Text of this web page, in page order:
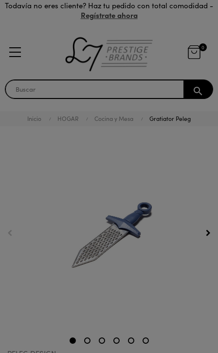
Todavía no eres cliente? Haz tu pedido con total comodidad -
Regístrate ahora
0
search
Inicio HOGAR Cocina y Mesa Gratiator Peleg